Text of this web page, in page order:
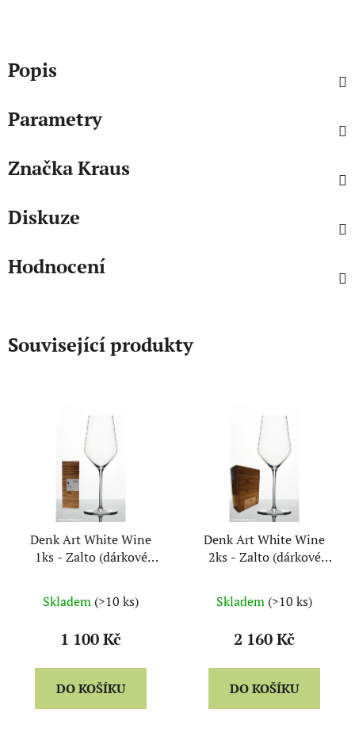
Popis
Parametry
ZnačkaKraus
Diskuze
Hodnocení
Související produkty
Denk Art White Wine
1ks - Zalto (dárkové
Skladem (>10 ks)
1 100 Kč
DO KOŠÍKU
Denk Art White Wine
2ks - Zalto (dárkové
Skladem (>10 ks)
2 160 Kč
DO KOŠÍKU